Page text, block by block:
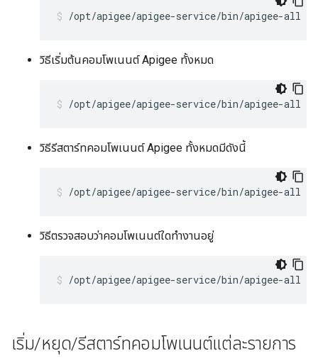
/opt/apigee/apigee-service/bin/apigee-all
วิธีเริ่มต้นคอมโพเนนต์ Apigee ทั้งหมด
/opt/apigee/apigee-service/bin/apigee-all
วิธีรีสตาร์ทคอมโพเนนต์ Apigee ทั้งหมดมีดังนี้
/opt/apigee/apigee-service/bin/apigee-all
วิธีตรวจสอบว่าคอมโพเนนต์ใดทำงานอยู่
/opt/apigee/apigee-service/bin/apigee-all
เริ่ม/หยุด/รีสตาร์ทคอมโพเนนต์แต่ละรายการ